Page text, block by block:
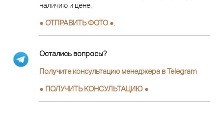
наличию и цене.
● ОТПРАВИТЬ ФОТО ●
Остались вопросы?
Получите консультацию менеджера в Telegram
● ПОЛУЧИТЬ КОНСУЛЬТАЦИЮ ●